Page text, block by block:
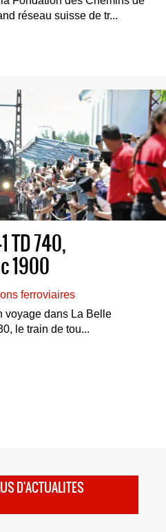
réseau suisse de tr...
TD 740,
1900
ferroviaires
voyage dans La Belle
le train de tou...
D'ACTUALITES